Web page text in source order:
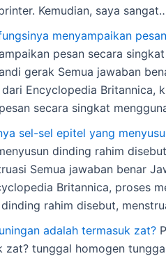
Kemudian, saya
menyampaikan
pesan secara
gerak Semua jawaban
Encyclopedia Britannica,
secara singkat
sel-sel epitel yang
dinding rahim
Semua jawaban benar
Britannica, proses
rahim disebut,
adalah termasuk zat?
zat? tunggal homogen